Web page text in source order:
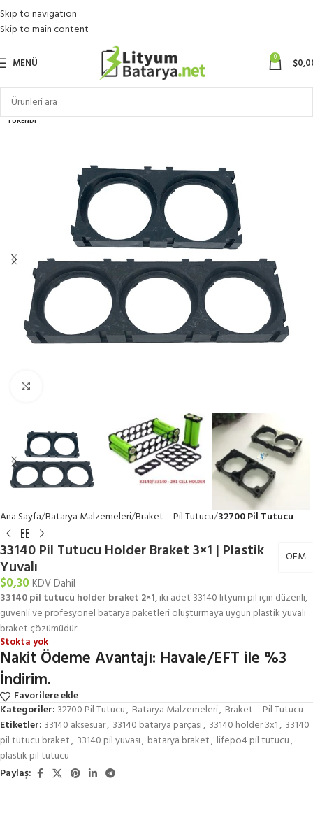
Skip to navigation
Skip to main content
MENÜ 0 $
TÜKENDI
Ana Sayfa Batarya Malzemeleri Braket – Pil Tutucu 32700 Pil Tutucu
33140 Pil Tutucu Holder Braket 3×1 | Plastik
Yuvalı OEM
$0,30KDV Dahil
33140 pil tutucu holder braket 2×1, iki adet 33140 lityum pil için düzenli,
güvenli ve profesyonel batarya paketleri oluşturmaya uygun plastik yuvalı
braket çözümüdür.
Stokta yok
Nakit Ödeme Avantajı: Havale/EFT ile %3
İndirim.
Favorilere ekle
Kategoriler: 32700 Pil Tutucu, Batarya Malzemeleri, Braket – Pil Tutucu
Etiketler: 33140 aksesuar, 33140 batarya parçası, 33140 holder 3x1, 33140
pil tutucu braket, 33140 pil yuvası, batarya braket, lifepo4 pil tutucu,
plastik pil tutucu
Paylaş: